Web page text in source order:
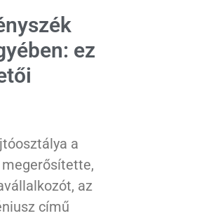
ez
a
az
című